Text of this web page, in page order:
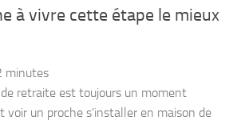
à vivre cette étape le mieux
minutes
de retraite est toujours un moment
voir un proche s’installer en maison de